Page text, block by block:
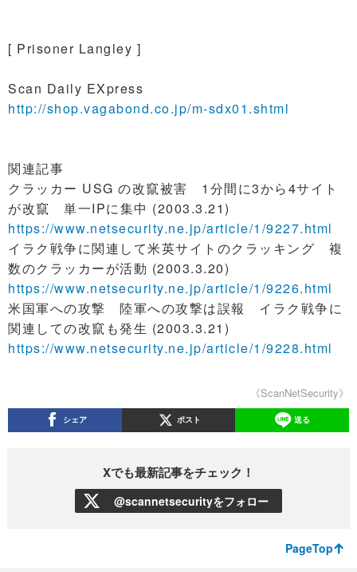
[ Prisoner Langley ]
Scan Daily EXpress
http://shop.vagabond.co.jp/m-sdx01.shtml
関連記事
クラッカー USG の改竄被害 1分間に3から4サイト
が改竄 単一IPに集中 (2003.3.21)
https://www.netsecurity.ne.jp/article/1/9227.html
イラク戦争に関連して米英サイトのクラッキング 複
数のクラッカーが活動 (2003.3.20)
https://www.netsecurity.ne.jp/article/1/9226.html
米国軍への攻撃 陸軍への攻撃は誤報 イラク戦争に
関連しての改竄も発生 (2003.3.21)
https://www.netsecurity.ne.jp/article/1/9228.html
《ScanNetSecurity》
シェア ポスト 送る
Xでも最新記事をチェック！
@scannetsecurityをフォロー
PageTop